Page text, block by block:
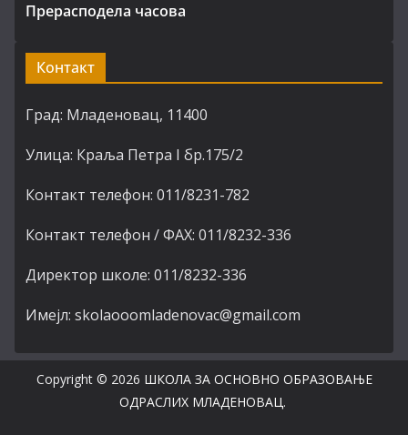
Прерасподела часова
Контакт
Град: Младеновац, 11400
Улица: Краља Петра I бр.175/2
Контакт телефон: 011/8231-782
Контакт телефон / ФАХ: 011/8232-336
Директор школе: 011/8232-336
Имејл: skolaooomladenovac@gmail.com
Copyright © 2026 ШКОЛА ЗА ОСНОВНО ОБРАЗОВАЊЕ
ОДРАСЛИХ МЛАДЕНОВАЦ.